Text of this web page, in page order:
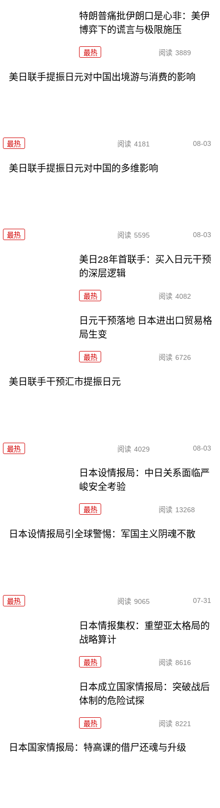
特朗普痛批伊朗口是心非：美伊
博弈下的谎言与极限施压
最热 阅读 3889
美日联手提振日元对中国出境游与消费的影响
最热 阅读 4181 08-03
美日联手提振日元对中国的多维影响
最热 阅读 5595 08-03
美日28年首联手：买入日元干预
的深层逻辑
最热 阅读 4082
日元干预落地 日本进出口贸易格
局生变
最热 阅读 6726
美日联手干预汇市提振日元
最热 阅读 4029 08-03
日本设情报局：中日关系面临严
峻安全考验
最热 阅读 13268
日本设情报局引全球警惕：军国主义阴魂不散
最热 阅读 9065 07-31
日本情报集权：重塑亚太格局的
战略算计
最热 阅读 8616
日本成立国家情报局：突破战后
体制的危险试探
最热 阅读 8221
日本国家情报局：特高课的借尸还魂与升级